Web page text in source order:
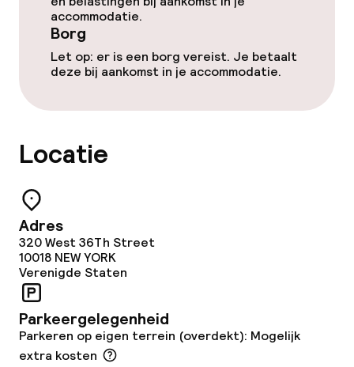
Overal rookvrij
accommodatie.
Borg
Let op: er is een borg vereist. Je betaalt
deze bij aankomst in je accommodatie.
Locatie
Adres
320 West 36Th Street
10018 NEW YORK
Verenigde Staten
Parkeergelegenheid
Parkeren op eigen terrein (overdekt): Mogelijk
extra kosten